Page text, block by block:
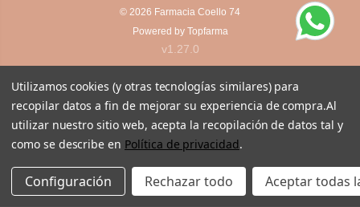
© 2026 Farmacia Coello 74
Powered by Topfarma
v1.27.0
Utilizamos cookies (y otras tecnologías similares) para
recopilar datos a fin de mejorar su experiencia de compra.Al
utilizar nuestro sitio web, acepta la recopilación de datos tal y
como se describe en Política de privacidad.
Configuración Rechazar todo Aceptar todas